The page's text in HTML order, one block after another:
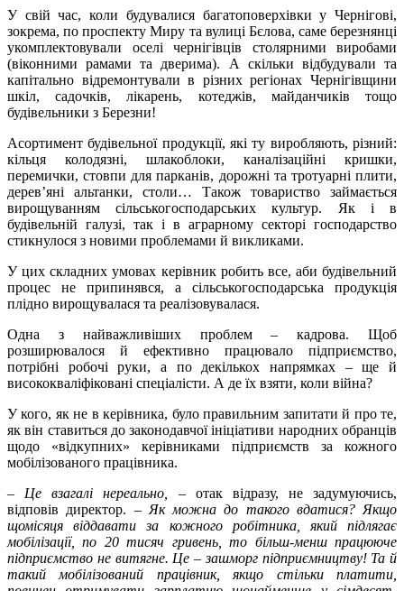
У свій час, коли будувалися багатоповерхівки у Чернігові,
зокрема, по проспекту Миру та вулиці Бєлова, саме березнянці
укомплектовували оселі чернігівців столярними виробами
(віконними рамами та дверима). А скільки відбудували та
капітально відремонтували в різних регіонах Чернігівщини
шкіл, садочків, лікарень, котеджів, майданчиків тощо
будівельники з Березни!
Асортимент будівельної продукції, які ту виробляють, різний:
кільця колодязні, шлакоблоки, каналізаційні кришки,
перемички, стовпи для парканів, дорожні та тротуарні плити,
дерев’яні альтанки, столи… Також товариство займається
вирощуванням сільськогосподарських культур. Як і в
будівельній галузі, так і в аграрному секторі господарство
стикнулося з новими проблемами й викликами.
У цих складних умовах керівник робить все, аби будівельний
процес не припинявся, а сільськогосподарська продукція
плідно вирощувалася та реалізовувалася.
Одна з найважливіших проблем – кадрова. Щоб
розширювалося й ефективно працювало підприємство,
потрібні робочі руки, а по декількох напрямках – ще й
висококваліфіковані спеціалісти. А де їх взяти, коли війна?
У кого, як не в керівника, було правильним запитати й про те,
як він ставиться до законодавчої ініціативи народних обранців
щодо «відкупних» керівниками підприємств за кожного
мобілізованого працівника.
– Це взагалі нереально,
– отак відразу, не задумуючись,
відповів директор. – Як можна до такого вдатися? Якщо
щомісяця віддавати за кожного робітника, який підлягає
мобілізації, по 20 тисяч гривень, то більш-менш працююче
підприємство не витягне. Це – зашморг підприємництву! Та й
такий мобілізований працівник, якщо стільки платити,